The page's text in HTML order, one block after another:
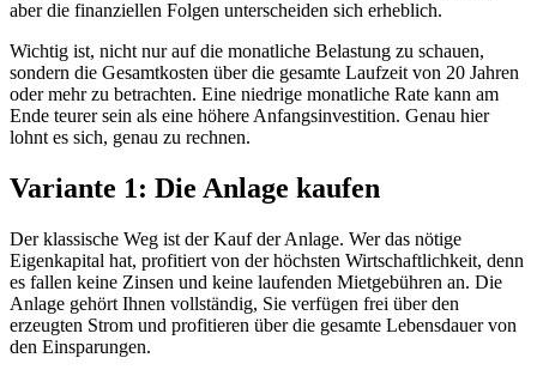
aber die finanziellen Folgen unterscheiden sich erheblich.
Wichtig ist, nicht nur auf die monatliche Belastung zu schauen,
sondern die Gesamtkosten über die gesamte Laufzeit von 20 Jahren
oder mehr zu betrachten. Eine niedrige monatliche Rate kann am
Ende teurer sein als eine höhere Anfangsinvestition. Genau hier
lohnt es sich, genau zu rechnen.
Variante 1: Die Anlage kaufen
Der klassische Weg ist der Kauf der Anlage. Wer das nötige
Eigenkapital hat, profitiert von der höchsten Wirtschaftlichkeit, denn
es fallen keine Zinsen und keine laufenden Mietgebühren an. Die
Anlage gehört Ihnen vollständig, Sie verfügen frei über den
erzeugten Strom und profitieren über die gesamte Lebensdauer von
den Einsparungen.